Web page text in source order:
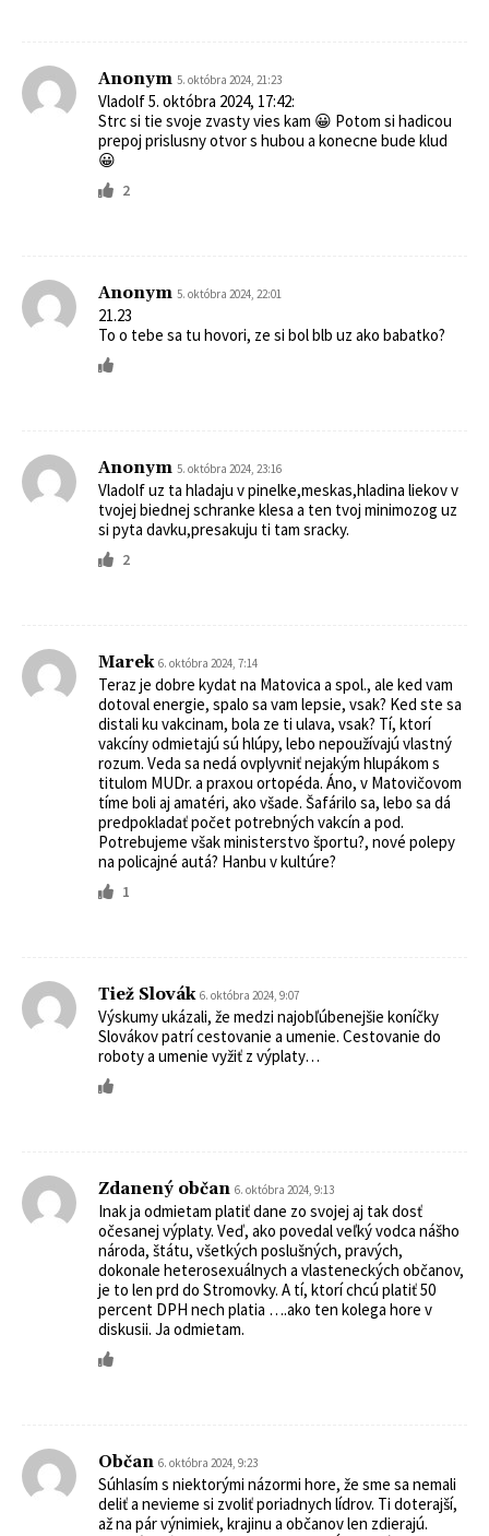
Anonym 5. októbra 2024, 21:23
Vladolf 5. októbra 2024, 17:42:
Strc si tie svoje zvasty vies kam 😀 Potom si hadicou
prepoj prislusny otvor s hubou a konecne bude klud
😀
2
Anonym 5. októbra 2024, 22:01
21.23
To o tebe sa tu hovori, ze si bol blb uz ako babatko?
Anonym 5. októbra 2024, 23:16
Vladolf uz ta hladaju v pinelke,meskas,hladina liekov v
tvojej biednej schranke klesa a ten tvoj minimozog uz
si pyta davku,presakuju ti tam sracky.
2
Marek 6. októbra 2024, 7:14
Teraz je dobre kydat na Matovica a spol., ale ked vam
dotoval energie, spalo sa vam lepsie, vsak? Ked ste sa
distali ku vakcinam, bola ze ti ulava, vsak? Tí, ktorí
vakcíny odmietajú sú hlúpy, lebo nepoužívajú vlastný
rozum. Veda sa nedá ovplyvniť nejakým hlupákom s
titulom MUDr. a praxou ortopéda. Áno, v Matovičovom
tíme boli aj amatéri, ako všade. Šafárilo sa, lebo sa dá
predpokladať počet potrebných vakcín a pod.
Potrebujeme však ministerstvo športu?, nové polepy
na policajné autá? Hanbu v kultúre?
1
Tiež Slovák 6. októbra 2024, 9:07
Výskumy ukázali, že medzi najobľúbenejšie koníčky
Slovákov patrí cestovanie a umenie. Cestovanie do
roboty a umenie vyžiť z výplaty…
Zdanený občan 6. októbra 2024, 9:13
Inak ja odmietam platiť dane zo svojej aj tak dosť
očesanej výplaty. Veď, ako povedal veľký vodca nášho
národa, štátu, všetkých poslušných, pravých,
dokonale heterosexuálnych a vlasteneckých občanov,
je to len prd do Stromovky. A tí, ktorí chcú platiť 50
percent DPH nech platia ….ako ten kolega hore v
diskusii. Ja odmietam.
Občan 6. októbra 2024, 9:23
Súhlasím s niektorými názormi hore, že sme sa nemali
deliť a nevieme si zvoliť poriadnych lídrov. Ti doterajší,
až na pár výnimiek, krajinu a občanov len zdierajú.